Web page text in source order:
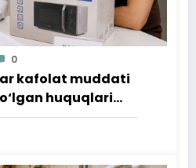
0
kafolat muddati
huquqlari